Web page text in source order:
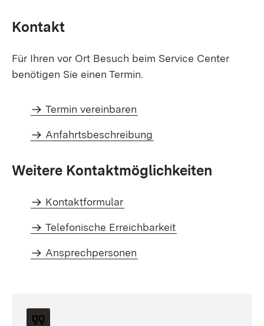
Kontakt
Für Ihren vor Ort Besuch beim Service Center
benötigen Sie einen Termin.
Termin vereinbaren
Anfahrtsbeschreibung
Weitere Kontaktmöglichkeiten
Kontaktformular
Telefonische Erreichbarkeit
Ansprechpersonen